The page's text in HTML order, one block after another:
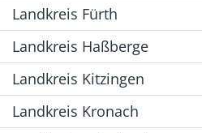
Landkreis Fürth
Landkreis Haßberge
Landkreis Kitzingen
Landkreis Kronach